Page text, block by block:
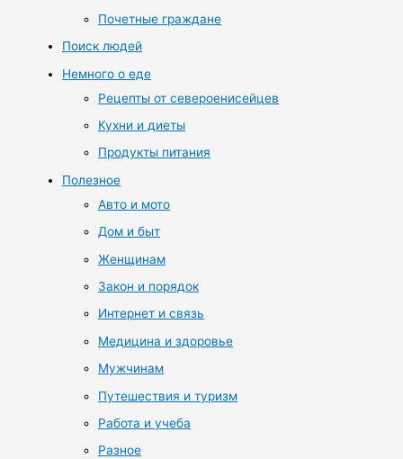
Почетные граждане
Поиск людей
Немного о еде
Рецепты от североенисейцев
Кухни и диеты
Продукты питания
Полезное
Авто и мото
Дом и быт
Женщинам
Закон и порядок
Интернет и связь
Медицина и здоровье
Мужчинам
Путешествия и туризм
Работа и учеба
Разное